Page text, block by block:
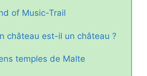
of Music-Trail
château est-il un château ?
temples de Malte